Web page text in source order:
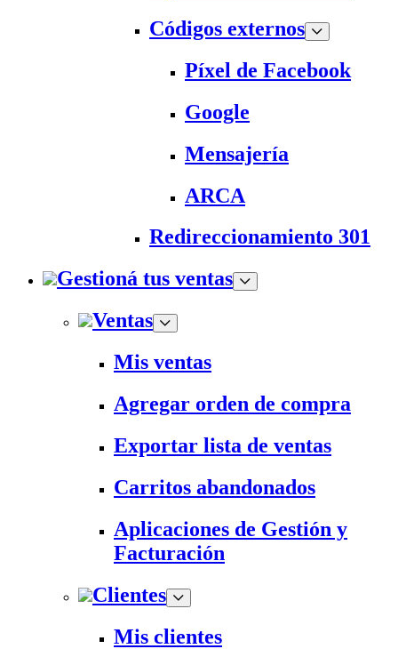
Códigos externos
Píxel de Facebook
Google
Mensajería
ARCA
Redireccionamiento 301
Gestioná tus ventas
Ventas
Mis ventas
Agregar orden de compra
Exportar lista de ventas
Carritos abandonados
Aplicaciones de Gestión y
Facturación
Clientes
Mis clientes